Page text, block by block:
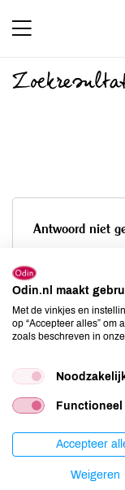
Antwoord niet
met vrijdag van
Neemcontactop
e-mail
Odin.nl maakt
Met de vinkjes en
op “Accepteer alles” om
zoals beschreven in onze
Functioneel
Accepteer
Weigeren